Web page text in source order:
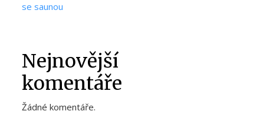
se saunou
Nejnovější
komentáře
Žádné komentáře.